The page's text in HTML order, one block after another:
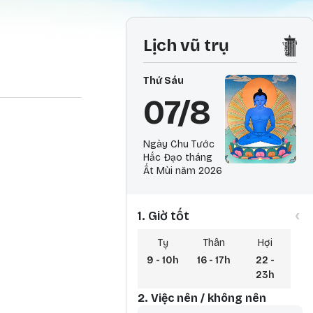
Lịch vũ trụ
Thứ Sáu
07/8
Ngày Chu Tước
Hắc Đạo tháng
Ất Mùi năm 2026
1. Giờ tốt ‹
Tỵ
9 - 10h
Thân
16 - 17h
Hợi
22 -
23h
2. Việc nên / không nên